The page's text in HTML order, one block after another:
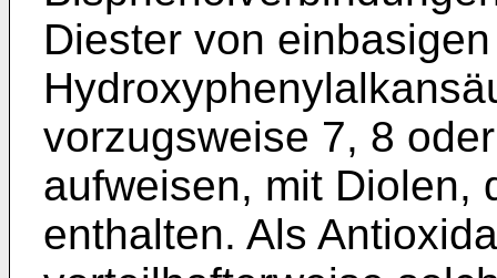
Diester von
vorzugsweise 7, 8
aufweisen, mit Diolen,
enthalten. Als